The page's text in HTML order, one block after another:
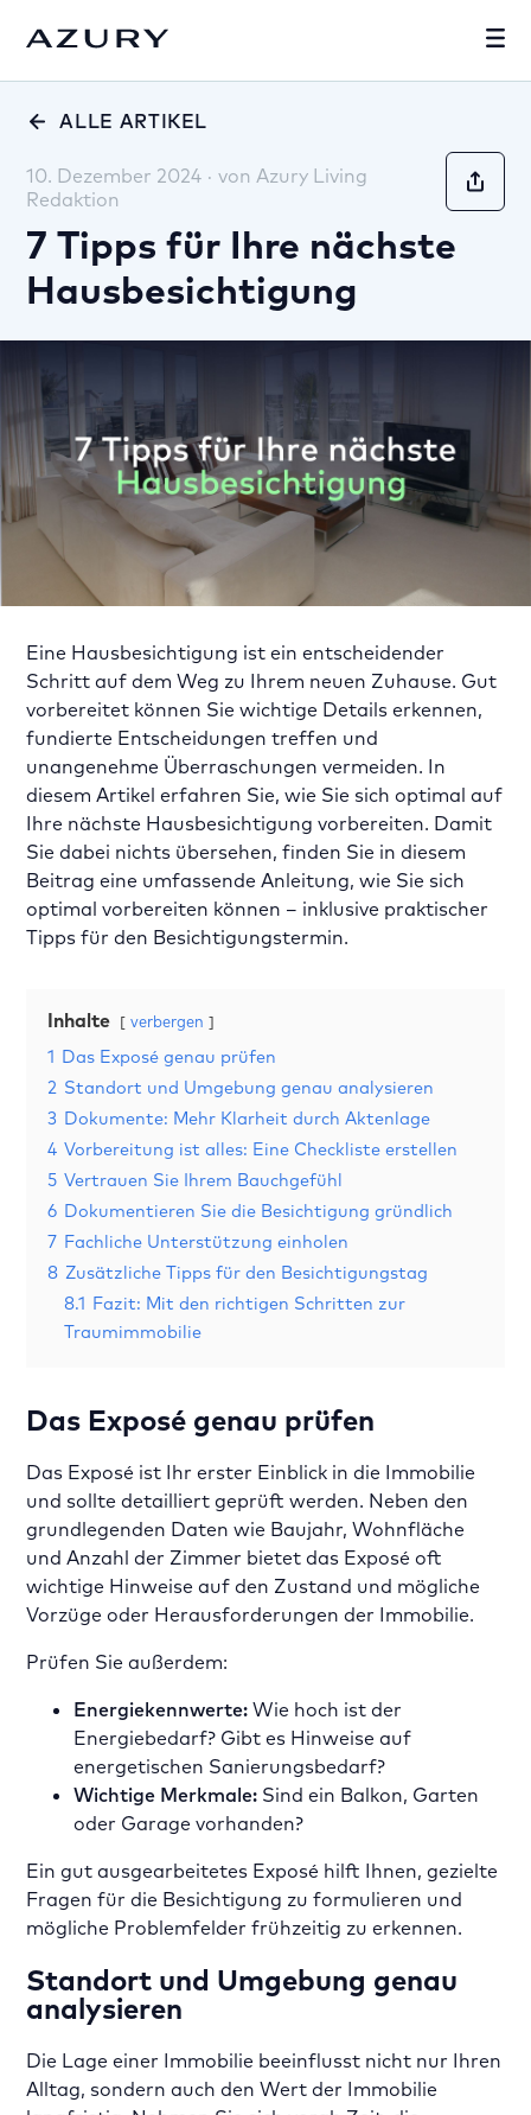
ALLE ARTIKEL
10. Dezember 2024 ·von Azury Living
Redaktion
7 Tipps für Ihre nächste
Hausbesichtigung
Eine Hausbesichtigung ist ein entscheidender
Schritt auf dem Weg zu Ihrem neuen Zuhause. Gut
vorbereitet können Sie wichtige Details erkennen,
fundierte Entscheidungen treffen und
unangenehme Überraschungen vermeiden. In
diesem Artikel erfahren Sie, wie Sie sich optimal auf
Ihre nächste Hausbesichtigung vorbereiten. Damit
Sie dabei nichts übersehen, finden Sie in diesem
Beitrag eine umfassende Anleitung, wie Sie sich
optimal vorbereiten können – inklusive praktischer
Tipps für den Besichtigungstermin.
Inhalte verbergen
1 Das Exposé genau prüfen
2 Standort und Umgebung genau analysieren
3 Dokumente: Mehr Klarheit durch Aktenlage
4 Vorbereitung ist alles: Eine Checkliste erstellen
5 Vertrauen Sie Ihrem Bauchgefühl
6 Dokumentieren Sie die Besichtigung gründlich
7 Fachliche Unterstützung einholen
8 Zusätzliche Tipps für den Besichtigungstag
8.1 Fazit: Mit den richtigen Schritten zur
Traumimmobilie
Das Exposé genau prüfen
Das Exposé ist Ihr erster Einblick in die Immobilie
und sollte detailliert geprüft werden. Neben den
grundlegenden Daten wie Baujahr, Wohnfläche
und Anzahl der Zimmer bietet das Exposé oft
wichtige Hinweise auf den Zustand und mögliche
Vorzüge oder Herausforderungen der Immobilie.
Prüfen Sie außerdem:
Energiekennwerte: Wie hoch ist der
Energiebedarf? Gibt es Hinweise auf
energetischen Sanierungsbedarf?
Wichtige Merkmale: Sind ein Balkon, Garten
oder Garage vorhanden?
Ein gut ausgearbeitetes Exposé hilft Ihnen, gezielte
Fragen für die Besichtigung zu formulieren und
mögliche Problemfelder frühzeitig zu erkennen.
Standort und Umgebung genau
analysieren
Die Lage einer Immobilie beeinflusst nicht nur Ihren
Alltag, sondern auch den Wert der Immobilie